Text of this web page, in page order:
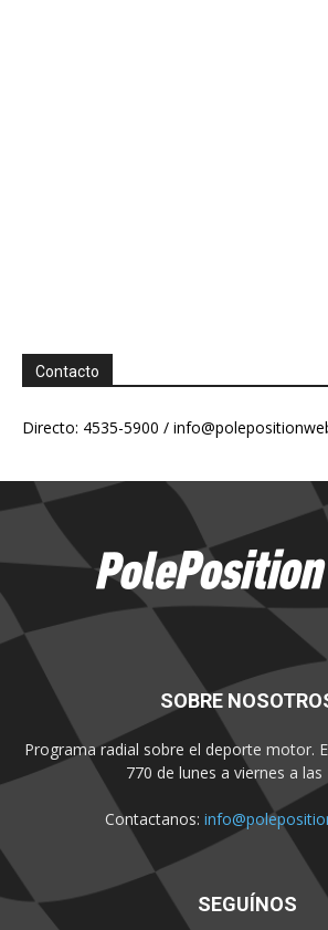
Contacto
Directo: 4535-5900 /
SOBRE
Programa radial sobre el deporte motor.
770 de lunes a viernes a las
Contactanos:
SEGUÍNOS